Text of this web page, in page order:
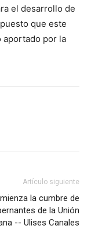
el desarrollo de
que este
aportado por la
Artículo siguiente
la cumbre de
de la Unión
-- Ulises Canales